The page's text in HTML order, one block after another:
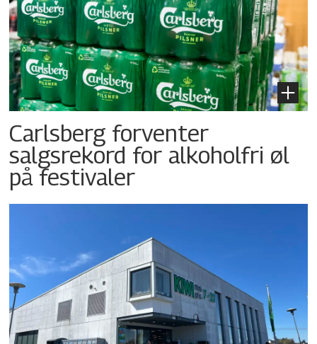
Carlsberg forventer
salgsrekord for alkoholfri øl
på festivaler